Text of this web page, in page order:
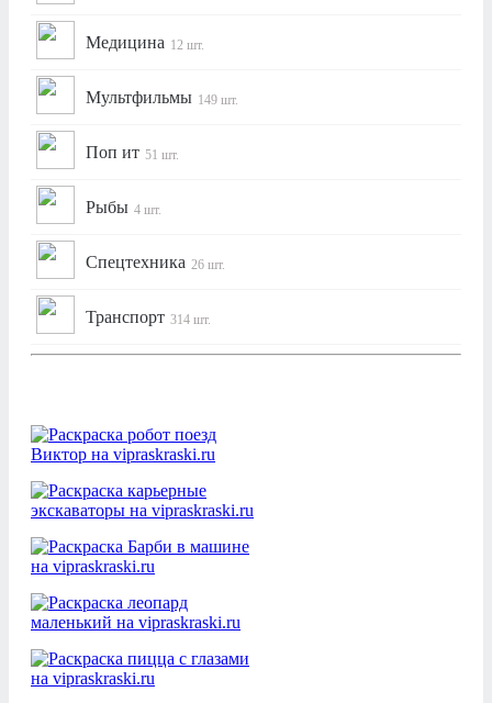
Медицина 12 шт.
Мультфильмы 149 шт.
Поп ит 51 шт.
Рыбы 4 шт.
Спецтехника 26 шт.
Транспорт 314 шт.